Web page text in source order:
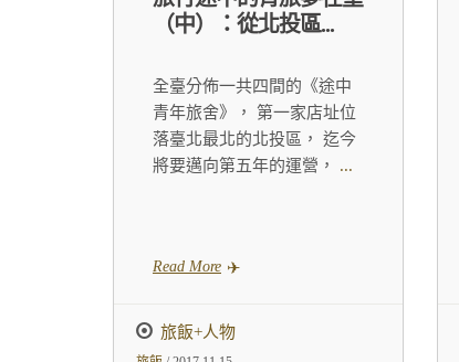
（中）：從北投區...
全臺分佈一共四間的《途中
青年旅舍》， 第一家店址位
落臺北最北的北投區， 迄今
將要邁向第五年的運營， ...
Read More
旅飯+人物